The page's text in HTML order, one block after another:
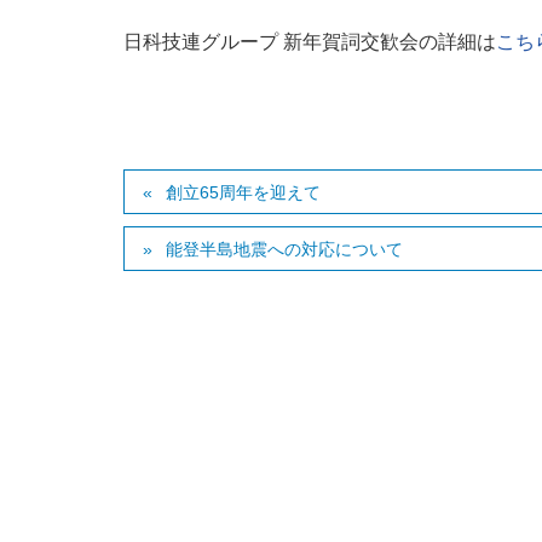
日科技連グループ 新年賀詞交歓会の詳細はこち
創立65周年を迎えて
能登半島地震への対応について